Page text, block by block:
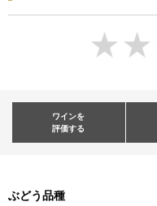
ワインを
評価する
ぶどう品種